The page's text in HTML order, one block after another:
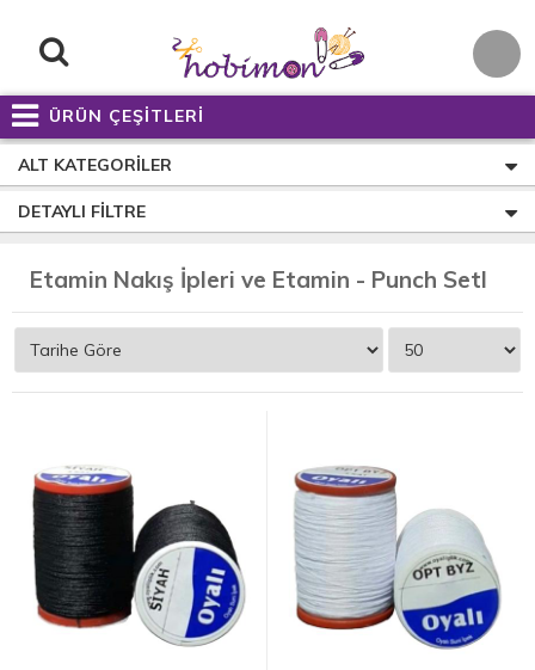
ÜRÜN ÇEŞİTLERİ
ALT KATEGORILER
DETAYLI FILTRE